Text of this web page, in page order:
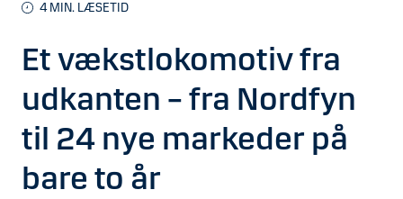
4MIN. LÆSETID
Et vækstlokomotiv fra
udkanten – fra Nordfyn
til 24 nye markeder på
bare to år